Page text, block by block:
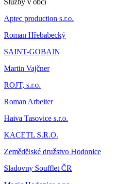
Služby v obci
Aptec production s.r.o.
Roman Hřebabecký
SAINT-GOBAIN
Martin Vajčner
ROJT, s.r.o.
Roman Arbeiter
Haiva Tasovice s.r.o.
KACETL S.R.O.
Zemědělské družstvo Hodonice
Sladovny Soufflet ČR